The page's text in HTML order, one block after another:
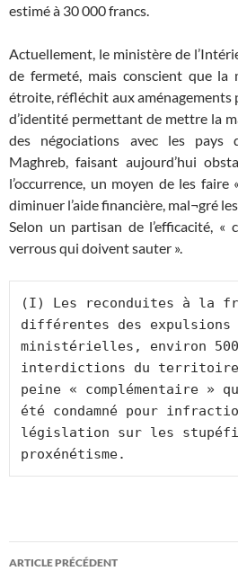
estimé à 30 000 francs.
Actuellement, le ministère de
de fermeté, mais conscient que
étroite, réfléchit aux aménagements
d’identité permettant de mettre la
des négociations avec les pays
Maghreb, faisant aujourd’hui
l’occurrence, un moyen de les
diminuer l’aide financière, mal¬gré
Selon un partisan de l’efficacité, «
verrous qui doivent sauter ».
(I) Les reconduites à la
différentes des expulsions
ministérielles, environ
interdictions du territoire
peine « complémentaire »
été condamné pour
législation sur les
proxénétisme.
Navigation
ARTICLE PRÉCÉDENT